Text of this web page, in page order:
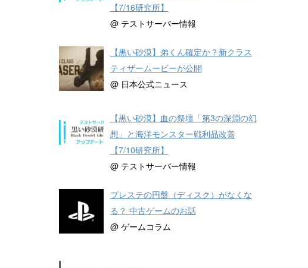
【7/16研究所】
@ テストサーバー情報
【黒い砂漠】弟くん確定か？新クラス
ティザームービーが公開
@ 日本公式ニュース
【黒い砂漠】血の祭壇「第3の深淵の幻
想」と海洋モンスター戦利品改善
【7/10研究所】
@ テストサーバー情報
プレステの円盤（ディスク）がなくな
る？ 中古ゲームのお話
@ ゲームコラム